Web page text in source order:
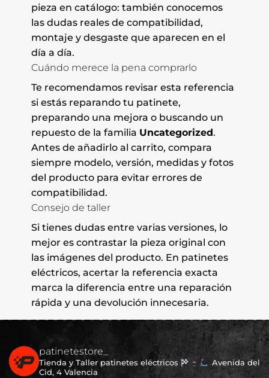
pieza en catálogo: también conocemos
las dudas reales de compatibilidad,
montaje y desgaste que aparecen en el
día a día.
Cuándo merece la pena comprarlo
Te recomendamos revisar esta referencia
si estás reparando tu patinete,
preparando una mejora o buscando un
repuesto de la familia Uncategorized.
Antes de añadirlo al carrito, compara
siempre modelo, versión, medidas y fotos
del producto para evitar errores de
compatibilidad.
Consejo de taller
Si tienes dudas entre varias versiones, lo
mejor es contrastar la pieza original con
las imágenes del producto. En patinetes
eléctricos, acertar la referencia exacta
marca la diferencia entre una reparación
rápida y una devolución innecesaria.
patinetestore_
Tienda y Taller patinetes eléctricos
Avenida del
Cid, 4 Valencia